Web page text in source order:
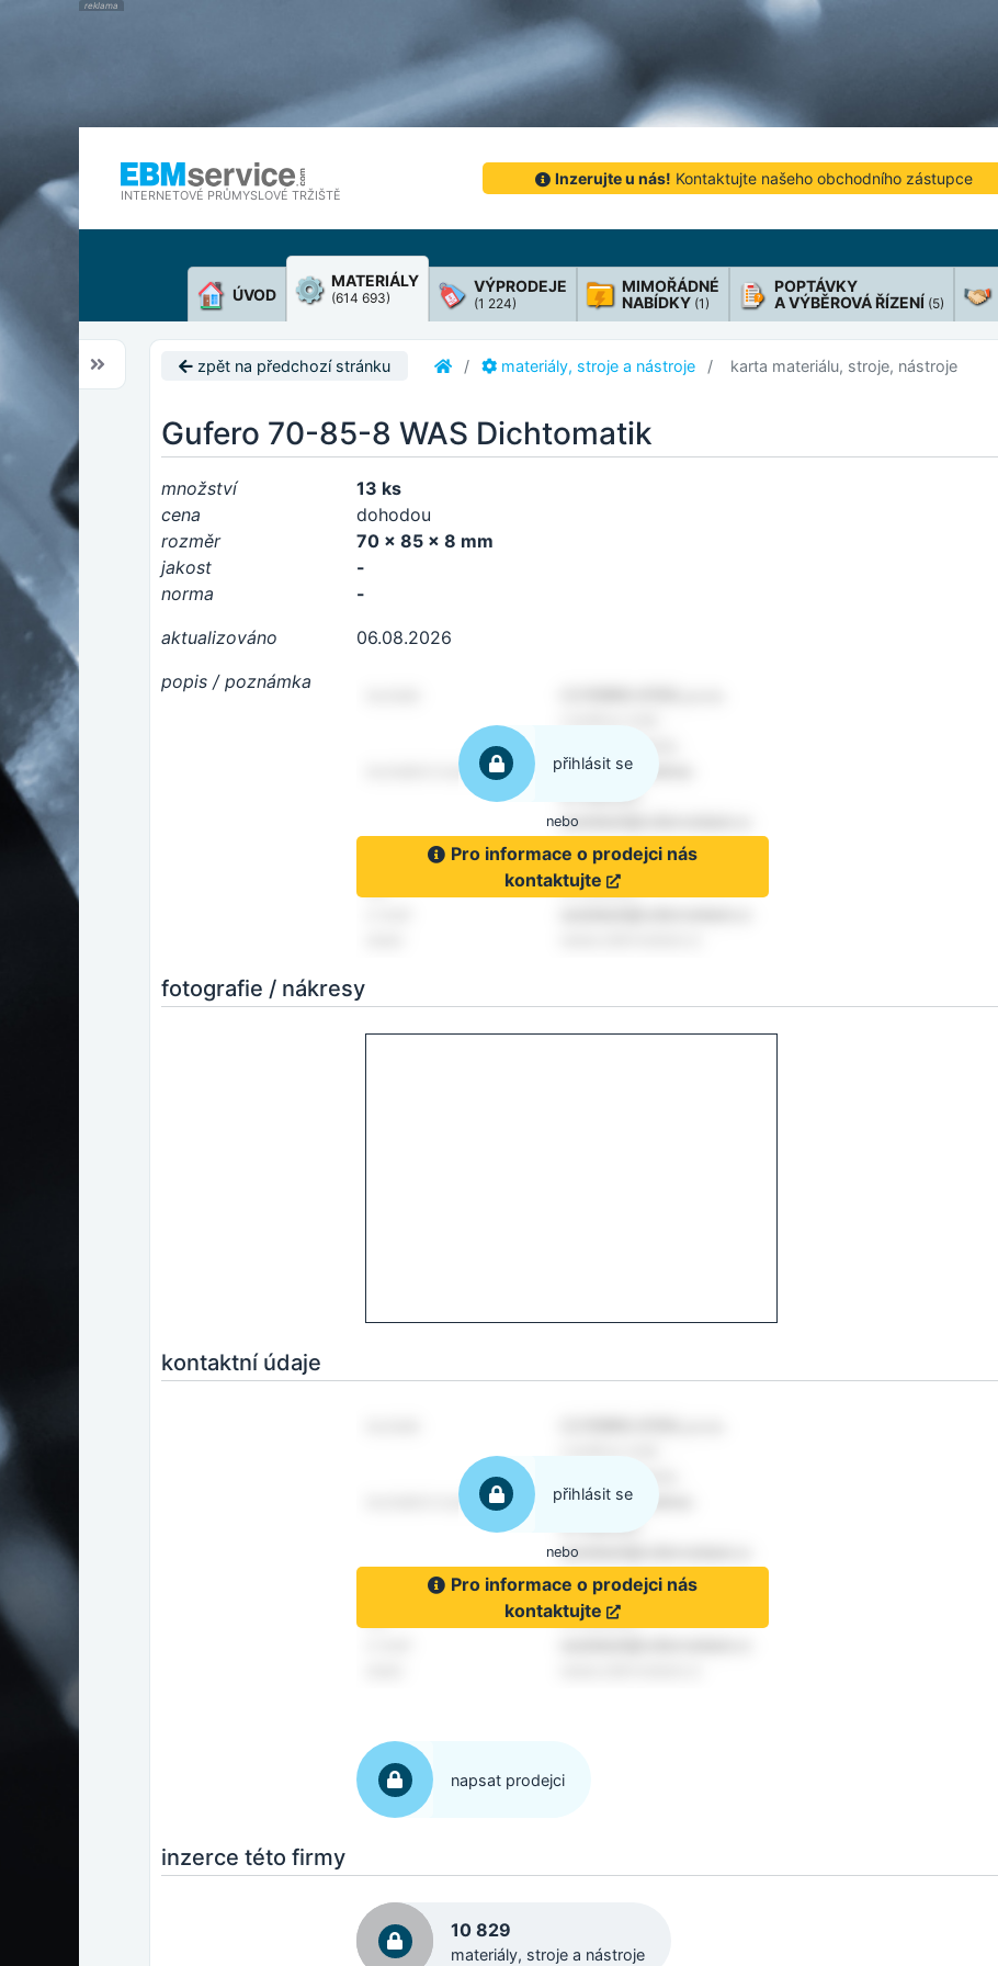
INTERNETOVÉ PRŮMYSLOVÉ TRŽIŠTĚ
Inzerujte u nás! Kontaktujte našeho obchodního zástupce
ÚVOD
MATERIÁLY
(614 693)
VÝPRODEJE
(1 224)
MIMOŘÁDNÉ
NABÍDKY (1)
POPTÁVKY
A VÝBĚROVÁ ŘÍZENÍ (5)
zpět na předchozí stránku materiály, stroje a nástroje karta materiálu, stroje, nástroje
Gufero 70-85-8 WAS Dichtomatik
množství
13 ks
cena
dohodou
rozměr
70 x 85 x 8 mm
jakost
-
norma
-
aktualizováno
06.08.2026
popis / poznámka
přihlásit se
nebo
Pro informace o prodejci nás
kontaktujte
fotografie / nákresy
kontaktní údaje
přihlásit se
nebo
Pro informace o prodejci nás
kontaktujte
napsat prodejci
inzerce této firmy
10 829
materiály, stroje a nástroje